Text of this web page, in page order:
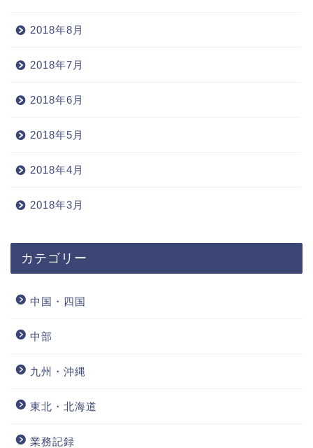
2018年8月
2018年7月
2018年6月
2018年5月
2018年4月
2018年3月
カテゴリー
中国・四国
中部
九州・沖縄
東北・北海道
業務記録